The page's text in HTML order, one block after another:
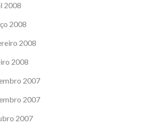
2008
2008
2008
2008
2007
2007
2007